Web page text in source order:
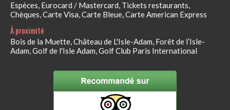
Espèces, Eurocard / Mastercard, Tickets restaurants,
Chèques, Carte Visa, Carte Bleue, Carte American Express
À proximité
Bois de la Muette, Château de L'Isle-Adam, Forêt de l’Isle-
Adam, Golf de l'Isle Adam, Golf Club Paris International